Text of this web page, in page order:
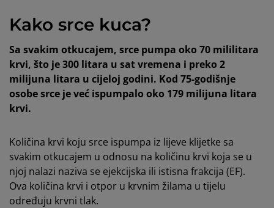
Kako srce kuca?
Sa svakim otkucajem, srce pumpa oko 70 mililitara
krvi, što je 300 litara u sat vremena i preko 2
milijuna litara u cijeloj godini. Kod 75-godišnje
osobe srce je već ispumpalo oko 179 milijuna litara
krvi.
Količina krvi koju srce ispumpa iz lijeve klijetke sa
svakim otkucajem u odnosu na količinu krvi koja se u
njoj nalazi naziva se ejekcijska ili istisna frakcija (EF).
Ova količina krvi i otpor u krvnim žilama u tijelu
određuju krvni tlak.